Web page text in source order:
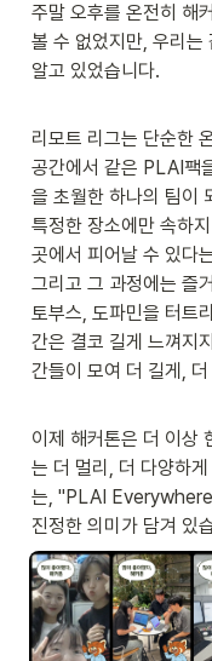
주말 오후를 온전히 해
볼 수 없었지만, 우리는
알고 있었습니다.
리모트 리그는 단순한
공간에서 같은 PLAI팩
을 초월한 하나의 팀이
특정한 장소에만 속하
곳에서 피어날 수 있다
그리고 그 과정에는 즐
토부스, 도파민을 터트
간은 결코 길게 느껴지
간들이 모여 더 길게,
이제 해커톤은 더 이상
는 더 멀리, 더 다양하
는, "PLAI
진정한 의미가 담겨 있